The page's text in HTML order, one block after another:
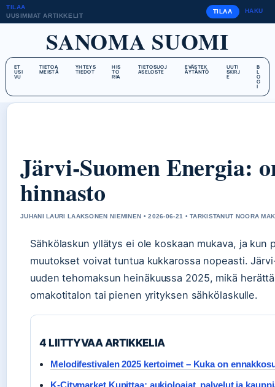
TILAA
UUSIMMAT ARTIKKELIT
TILAA HAKU
SANOMA SUOMI
ET
USI
VU
TIETOA
MEISTÄ
YHTEYS
TIEDOT
HIS
TO
RIA
TIETOSUOJ
ASELOSTE
EVÄSTEK
ÄYTÄNTÖ
UUTI
SKIRJ
E
B
L
O
G
I
Järvi-Suomen Energia:
hinnasto
JUHANI LAURI LAAKSONEN NIEMINEN • 2026-06-21 • TARKISTANUT NOORA
Sähkölaskun yllätys ei ole koskaan mukava, ja
muutokset voivat tuntua kukkarossa nopeasti.
uuden tehomaksun heinäkuussa 2025, mikä
omakotitalon tai pienen yrityksen sähkölaskulle.
4 LIITTYVAA ARTIKKELIA
Melodifestivalen 2025 kertoimet – Kuka on
K-Citymarket Kupittaa: aukioloajat, palvelut ja